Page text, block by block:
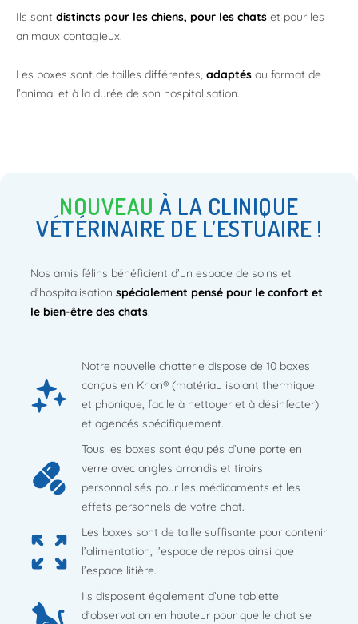
Ils sont distincts pour les chiens, pour les chats et pour les
animaux contagieux.
Les boxes sont de tailles différentes, adaptés au format de
l’animal et à la durée de son hospitalisation.
NOUVEAU À LA CLINIQUE
VÉTÉRINAIRE DE L’ESTUAIRE !
Nos amis félins bénéficient d’un espace de soins et
d’hospitalisation spécialement pensé pour le confort et
le bien-être des chats.
Notre nouvelle chatterie dispose de 10 boxes
conçus en Krion® (matériau isolant thermique
et phonique, facile à nettoyer et à désinfecter)
et agencés spécifiquement.
Tous les boxes sont équipés d’une porte en
verre avec angles arrondis et tiroirs
personnalisés pour les médicaments et les
effets personnels de votre chat.
Les boxes sont de taille suffisante pour contenir
l’alimentation, l’espace de repos ainsi que
l’espace litière.
Ils disposent également d’une tablette
d’observation en hauteur pour que le chat se